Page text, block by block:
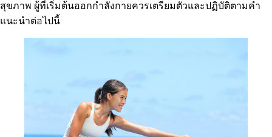
สุขภาพ ผู้ที่เริ่มต้นออกกำลังกายควรเตรียมตัวและปฏิบัติตามคำ
แนะนำต่อไปนี้